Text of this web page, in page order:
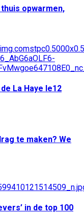
opwarmen,
La Haye le12
te maken? We
in de top 100